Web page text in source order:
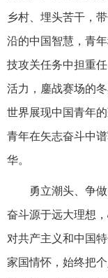
乡村、埋头苦干，
沿的中国智慧，青
技攻关任务中担重
活力，鏖战赛场的
世界展现中国青年
青年在矢志奋斗中
华。
勇立潮头、争
奋斗源于远大理想
对共产主义和中国
家国情怀，始终把